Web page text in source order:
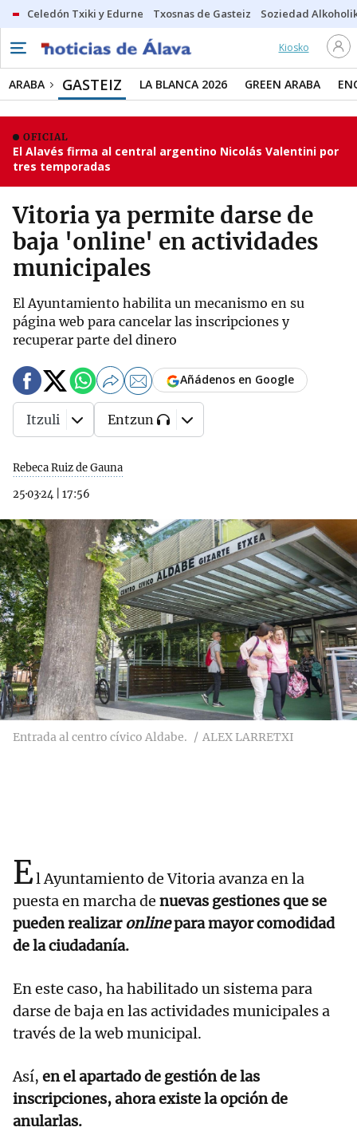
Celedón Txiki y Edurne Txosnas de Gasteiz Soziedad
Kiosko
ARABA GASTEIZ LA BLANCA 2026 GREEN ARABA
OFICIAL
El Alavés firma al central argentino Nicolás Valentini por
tres temporadas
Vitoria ya permite darse de
baja 'online' en actividades
municipales
El Ayuntamiento habilita un mecanismo en su
página web para cancelar las inscripciones y
recuperar parte del dinero
Rebeca Ruiz de Gauna
25·03·24
17:56
Añádenos en Google
Itzuli Entzun
Entrada al centro cívico Aldabe. ALEX LARRETXI
El Ayuntamiento de Vitoria avanza en la
puesta en marcha de nuevas gestiones que se
pueden realizaronlinepara mayor comodidad
de la ciudadanía.
En este caso, ha habilitado un sistema para
darse de baja en las actividades municipales a
través de la web municipal.
Así, en el apartado de gestión de las
inscripciones, ahora existe la opción de
anularlas.